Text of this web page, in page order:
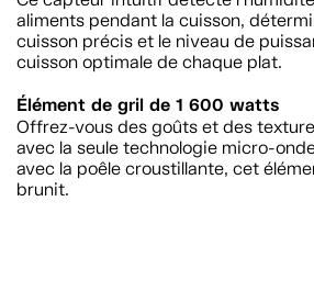
aliments pendant la cuisson,
cuisson précis et le niveau de
cuisson optimale de chaque plat.
Élément de gril de 1 600 watts
Offrez-vous des goûts et des
avec la seule technologie micro-
avec la poêle croustillante, cet
brunit.